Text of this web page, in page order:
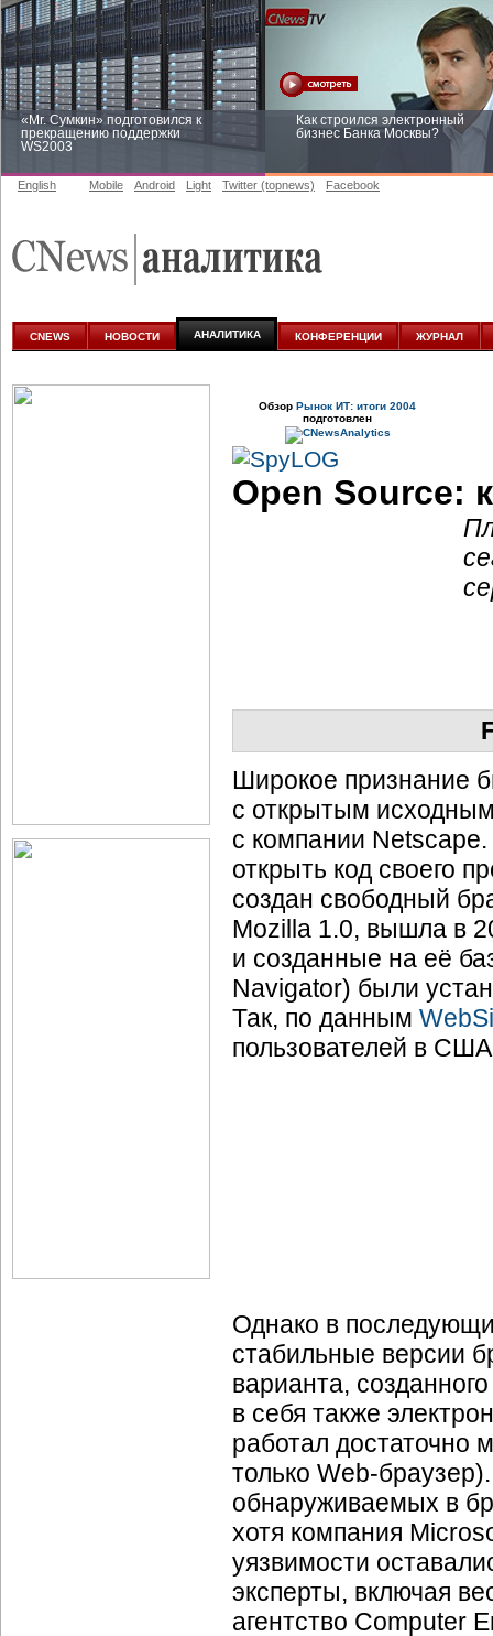
«Mr. Сумкин» подготовился к
прекращению поддержки
WS2003
Как строился электронный
бизнес Банка Москвы?
аналитике
English Mobile Android Light Twitter (topnews) Facebook
CNEWS НОВОСТИ АНАЛИТИКА КОНФЕРЕНЦИИ ЖУРНАЛ
Обзор Рынок ИТ: итоги 2004
подготовлен
Open Source:
Широкое признание
с открытым
с компании
открыть код своего
создан свободный
Mozilla 1.0, вышла в
и созданные на её
Navigator) были
Так, по данным
пользователей в
Однако в
стабильные версии
варианта,
в себя также
работал
только Web-браузер).
обнаруживаемых в
хотя компания
уязвимости
эксперты, включая
агентство Computer